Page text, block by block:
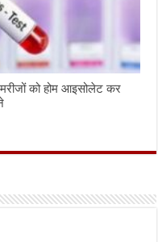
मरीजों को होम आइसोलेट कर